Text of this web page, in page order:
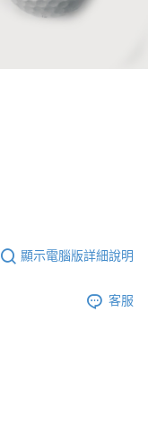
顯示電腦版詳細說明
客服